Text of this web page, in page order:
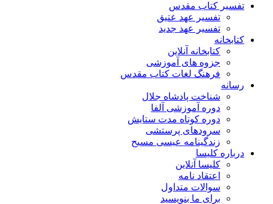
تفسیر کتاب مقدس
تفسیر عهد عتیق
تفسیر عهد جدید
کتابخانه
کتابخانه آنلاین
جزوه های آموزشی
فرهنگ لغات کتاب مقدس
رسانه
شناخت پادشاه جلال
دوره آموزشی آلفا
دوره کوتاه مدت ستایش
سرودهای پرستشی
زندگینامه عیسی مسیح
درباره کلیسا
کلیسا آنلاین
اعتقاد نامه
سوالات متداول
برای ما بنویسید